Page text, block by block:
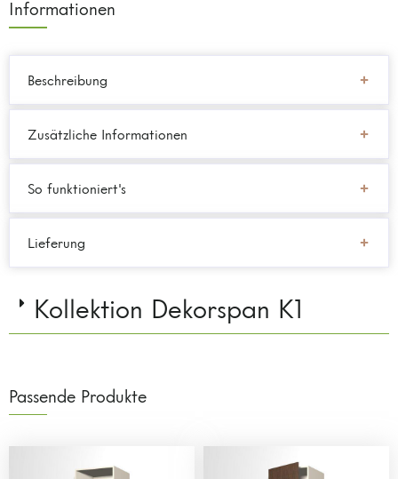
Informationen
Beschreibung
Zusätzliche Informationen
So funktioniert's
Lieferung
Kollektion Dekorspan K1
Passende Produkte